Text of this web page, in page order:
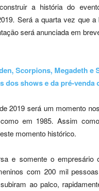
a história do
Será a quarta vez que
será anunciada em
Scorpions, Megadeth e
dos shows e da pré-venda
2019 será um momento
em 1985. Assim
momento histórico.
e somente o
com 200 mil
ao palco,